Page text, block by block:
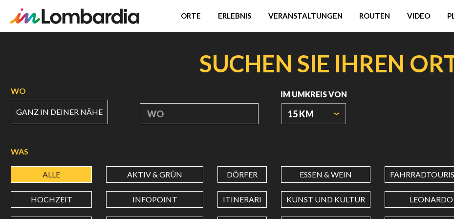
ORTE ERLEBNIS VERANSTALTUNGEN ROUTEN VIDEO
SUCHEN SIE IHREN
WO
GANZ IN DEINER NÄHE WO
IM UMKREIS VON
15 KM
BREITENGRAD
WAS
ALLE AKTIV & GRÜN DÖRFER ESSEN & WEIN
HOCHZEIT INFOPOINT ITINERARI KUNST UND KULTUR LEONARDO